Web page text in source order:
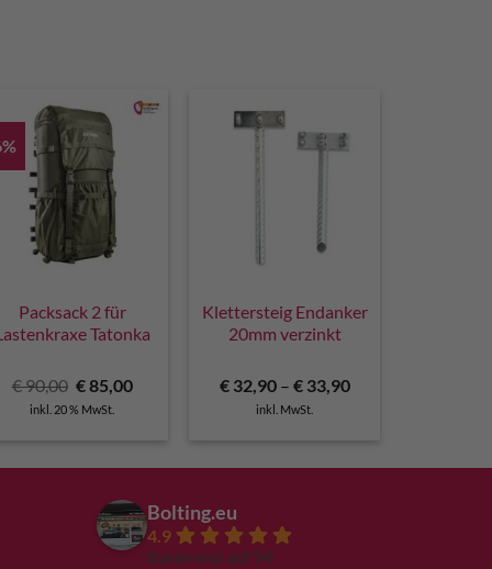
Packsack 2 für
Tatonka
€90,00 Ursprünglicher
Preis
war:
€85,00Aktueller
inkl. 20 % MwSt.
Klettersteig Endanker
20mm verzinkt
€32,90– €33,90
inkl. MwSt.
Bolting.eu
4.9
Basierend auf 94